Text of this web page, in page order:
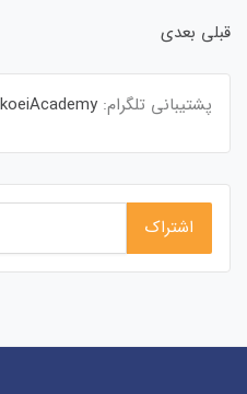
قبلی بعدی
پشتیبانی تلگرام: